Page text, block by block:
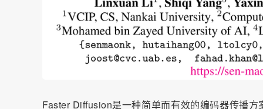
Faster Diffusion是一种简单而有效的编码器传播